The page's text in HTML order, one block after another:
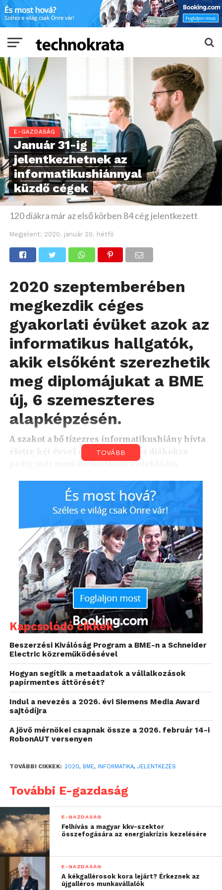
E-GAZDASÁG
Január 31-ig
jelentkezhetnek az
informatikushiánnyal
küzdő cégek
120 diákra már az első körben 84 cég jelentkezett
Megjelent: 2020. január 20. hétfő
2020 szeptemberében
megkezdik céges
gyakorlati évüket azok az
informatikus hallgatók,
akik elsőként szerezhetik
meg diplomájukat a BME
új, 6 szemeszteres
alapképzésén.
A szakot a bő tízezres informatikushiány hívta
életre két évvel ezelőtt, a végzős diákokra
pedig már most kiemelkedő érdeklődés
szenvedő, vagy éppen utánpótlást kereső cégek
2020 január végéig jelezhetik foglalkoztatási
szándékukat.
A BME Villamosmérnöki és Informatikai Kara a
gazdaságot érzékenyen érintő informatikushiányra
reagált egy új alapképzési szak, a BProf
üzemmérnök-informatikus képzés 2018-as
képzés során az ötödik szemeszter a „fél lábbal az
iparban”, a hatodik a „szinte teljesen az iparban”
elvet követi. Az első évfolyam több mint 120
hallgatója 2020 őszén a képzés kooperatív
szakaszába lép, azaz magyarországi vállalatoknál
töltik gyakorlati évüket.
A BME Villamosmérnöki és Informatikai Kara a
Schönherz Iskolaszövetkezettel kötött
TOVÁBB
Kapcsolódó cikkek
Beszerzési Kiválóság Program a BME-n a Schneider
Electric közreműködésével
Hogyan segítik a metaadatok a vállalkozások
papírmentes áttörését?
Indul a nevezés a 2026. évi Siemens Media Award
sajtódíjra
A jövő mérnökei csapnak össze a 2026. február 14-i
RobonAUT versenyen
TOVÁBBI CIKKEK: 2020, BME, INFORMATIKA, JELENTKEZÉS
További E-gazdaság
E-GAZDASÁG
Felhívás a magyar kkv-szektor
összefogására az energiakrízis kezelésére
E-GAZDASÁG
A kékgallérosok kora lejárt? Érkeznek az
újgalléros munkavállalók